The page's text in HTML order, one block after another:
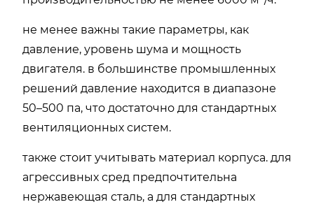
не менее важны такие параметры, как
давление, уровень шума и мощность
двигателя. в большинстве промышленных
решений давление находится в диапазоне
50–500 па, что достаточно для стандартных
вентиляционных систем.
также стоит учитывать материал корпуса. для
агрессивных сред предпочтительна
нержавеющая сталь, а для стандартных